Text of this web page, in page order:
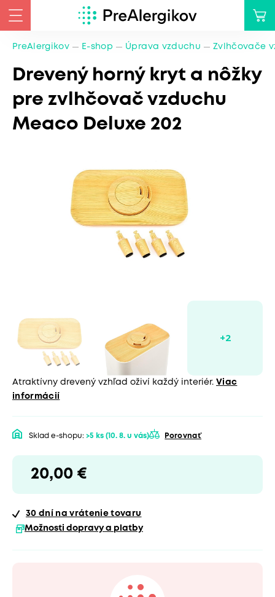
PreAlergikov E-shop Úprava vzduchu Zvlhčovače
Drevený horný kryt a nôžky
pre zvlhčovač vzduchu
Meaco Deluxe 202
Atraktívny drevený vzhľad oživí každý interiér. Viac
informácií
Sklad e-shopu: >5 ks (10. 8. u vás) Porovnať
20,00 €
30 dní na vrátenie tovaru
Možnosti dopravy a platby